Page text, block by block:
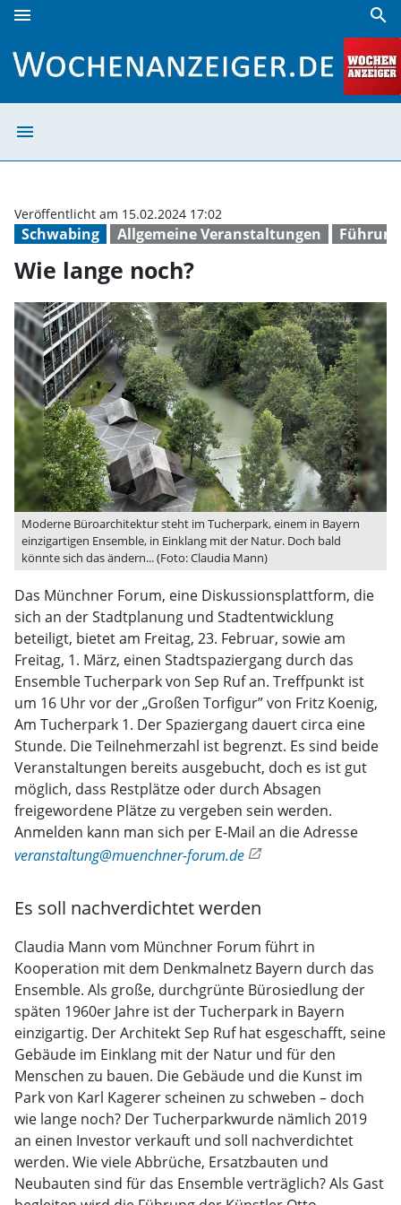
menu search
menu
Schwabing Allgemeine Veranstaltungen Führung
Veröffentlicht am 15.02.2024 17:02
Wie lange noch?
Moderne Büroarchitektur steht im Tucherpark, einem in Bayern
einzigartigen Ensemble, in Einklang mit der Natur. Doch bald
könnte sich das ändern... (Foto: Claudia Mann)
Das Münchner Forum, eine Diskussionsplattform, die
sich an der Stadtplanung und Stadtentwicklung
beteiligt, bietet am Freitag, 23. Februar, sowie am
Freitag, 1. März, einen Stadtspaziergang durch das
Ensemble Tucherpark von Sep Ruf an. Treffpunkt ist
um 16 Uhr vor der „Großen Torfigur” von Fritz Koenig,
Am Tucherpark 1. Der Spaziergang dauert circa eine
Stunde. Die Teilnehmerzahl ist begrenzt. Es sind beide
Veranstaltungen bereits ausgebucht, doch es ist gut
möglich, dass Restplätze oder durch Absagen
freigewordene Plätze zu vergeben sein werden.
Anmelden kann man sich per E-Mail an die Adresse
veranstaltung@muenchner-forum.de
Es soll nachverdichtet werden
Claudia Mann vom Münchner Forum führt in
Kooperation mit dem Denkmalnetz Bayern durch das
Ensemble. Als große, durchgrünte Bürosiedlung der
späten 1960er Jahre ist der Tucherpark in Bayern
einzigartig. Der Architekt Sep Ruf hat esgeschafft, seine
Gebäude im Einklang mit der Natur und für den
Menschen zu bauen. Die Gebäude und die Kunst im
Park von Karl Kagerer scheinen zu schweben – doch
wie lange noch? Der Tucherparkwurde nämlich 2019
an einen Investor verkauft und soll nachverdichtet
werden. Wie viele Abbrüche, Ersatzbauten und
Neubauten sind für das Ensemble verträglich? Als Gast